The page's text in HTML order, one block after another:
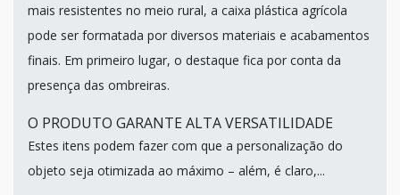
mais resistentes no meio rural, a caixa plástica agrícola
pode ser formatada por diversos materiais e acabamentos
finais. Em primeiro lugar, o destaque fica por conta da
presença das ombreiras.
O PRODUTO GARANTE ALTA VERSATILIDADE
Estes itens podem fazer com que a personalização do
objeto seja otimizada ao máximo – além, é claro,...